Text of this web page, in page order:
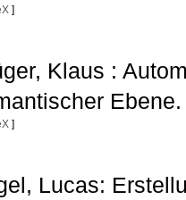
]
Klaus :
]
Lucas: